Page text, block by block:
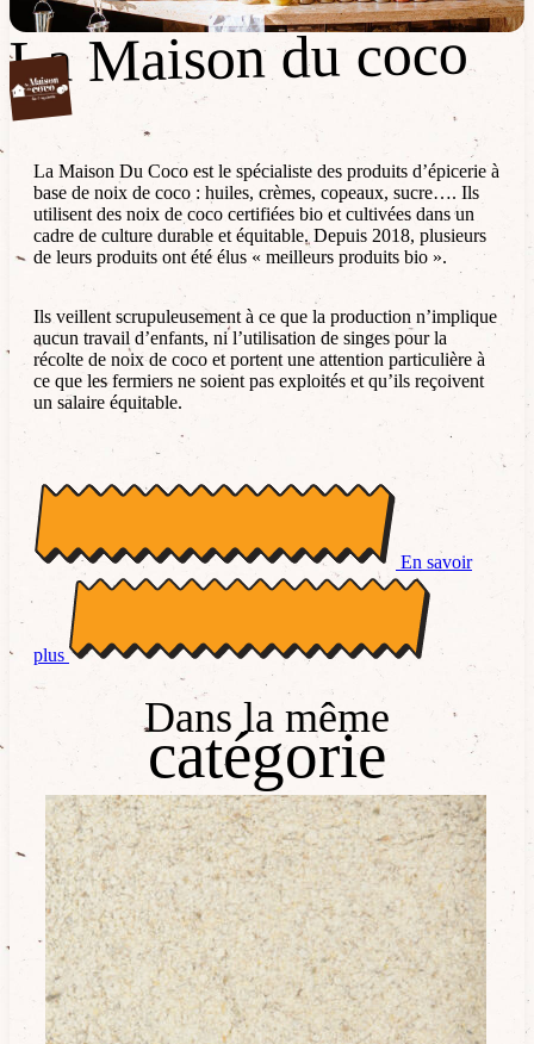
La Maison du coco
La Maison Du Coco est le spécialiste des produits d’épicerie à
base de noix de coco : huiles, crèmes, copeaux, sucre…. Ils
utilisent des noix de coco certifiées bio et cultivées dans un
cadre de culture durable et équitable. Depuis 2018, plusieurs
de leurs produits ont été élus « meilleurs produits bio ».
Ils veillent scrupuleusement à ce que la production n’implique
aucun travail d’enfants, ni l’utilisation de singes pour la
récolte de noix de coco et portent une attention particulière à
ce que les fermiers ne soient pas exploités et qu’ils reçoivent
un salaire équitable.
En savoir
plus
La Maison du coco
Dans la même
catégorie